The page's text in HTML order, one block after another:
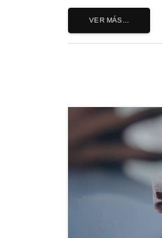
VER MÁS...